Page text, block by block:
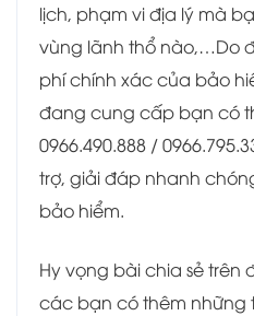
lịch, phạm vi địa lý mà
vùng lãnh thổ nào,…Do
phí chính xác của bảo
đang cung cấp bạn có
0966.490.888 /
trợ, giải đáp nhanh
bảo hiểm.
Hy vọng bài chia sẻ trên
các bạn có thêm những